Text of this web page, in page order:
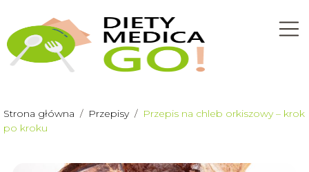
Strona główna / Przepisy / Przepis na chleb orkiszowy – krok
po kroku